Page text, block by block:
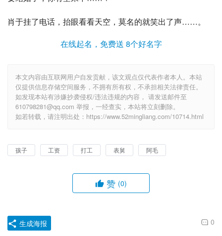
肖于挂了电话，抬眼看看天空，莫名的就笑出了声……。
在线起名，免费送 8个好名字
本文内容由互联网用户自发贡献，该文观点仅代表作者本人。本站
仅提供信息存储空间服务，不拥有所有权，不承担相关法律责任。
如发现本站有涉嫌抄袭侵权/违法违规的内容， 请发送邮件至
610798281@qq.com 举报，一经查实，本站将立刻删除。
如若转载，请注明出处：https://www.52mingliang.com/10714.html
孩子 工资 打工 表舅 阿毛
赞 (0)
0
生成海报